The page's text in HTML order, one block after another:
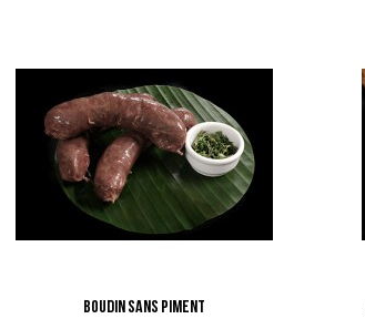
Boudin sans piment